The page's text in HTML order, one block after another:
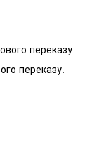
переказу
переказу.